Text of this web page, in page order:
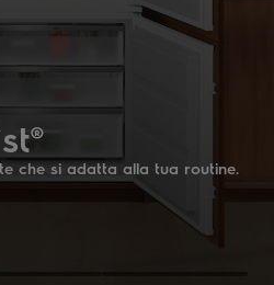
che si adatta alla tua routine.